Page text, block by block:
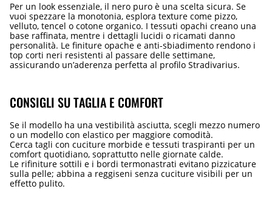
Per un look essenziale, il nero puro è una scelta sicura. Se
vuoi spezzare la monotonia, esplora texture come pizzo,
velluto, tencel o cotone organico. I tessuti opachi creano una
base raffinata, mentre i dettagli lucidi o ricamati danno
personalità. Le finiture opache e anti-sbiadimento rendono i
top corti neri resistenti al passare delle settimane,
assicurando un’aderenza perfetta al profilo Stradivarius.
CONSIGLI SU TAGLIA E COMFORT
Se il modello ha una vestibilità asciutta, scegli mezzo numero
o un modello con elastico per maggiore comodità.
Cerca tagli con cuciture morbide e tessuti traspiranti per un
comfort quotidiano, soprattutto nelle giornate calde.
Le rifiniture sottili e i bordi termonastrati evitano pizzicature
sulla pelle; abbina a reggiseni senza cuciture visibili per un
effetto pulito.